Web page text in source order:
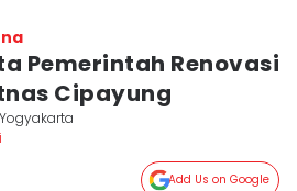
Pemerintah Renovasi
Cipayung
Add Us on Google